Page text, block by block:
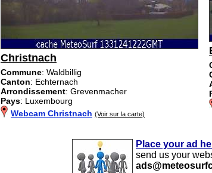
Christnach
Commune: Waldbillig
Canton: Echternach
Arrondissement: Grevenmacher
Pays: Luxembourg
Webcam Christnach (Voir sur la carte)
Place your ad
send us your